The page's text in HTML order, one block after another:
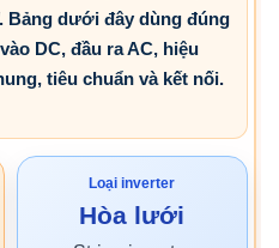
Bảng dưới đây dùng đúng
DC, đầu ra AC, hiệu
tiêu chuẩn và kết nối.
Loại inverter
Hòa lưới